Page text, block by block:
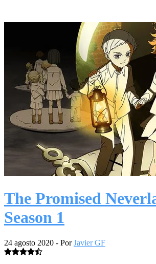
The Promised
Season 1
24 agosto 2020 - PorJavier GF